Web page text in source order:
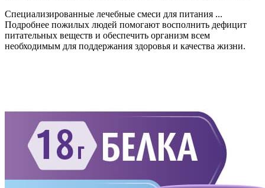
Специализированные лечебные смеси для питания ...
Подробнее пожилых людей помогают восполнить дефицит
питательных веществ и обеспечить организм всем
необходимым для поддержания здоровья и качества жизни.